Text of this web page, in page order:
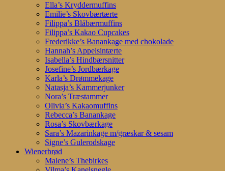
Ella’s Kryddermuffins
Emilie’s Skovbærtærte
Filippa’s Blåbærmuffins
Filippa’s Kakao Cupcakes
Frederikke’s Banankage med chokolade
Hannah’s Appelsintærte
Isabella’s Hindbærsnitter
Josefine’s Jordbærkage
Karla’s Drømmekage
Natasja’s Kammerjunker
Nora’s Træstammer
Olivia’s Kakaomuffins
Rebecca’s Banankage
Rosa’s Skovbærkage
Sara’s Mazarinkage m/græskar & sesam
Signe’s Gulerodskage
Wienerbrød
Malene’s Thebirkes